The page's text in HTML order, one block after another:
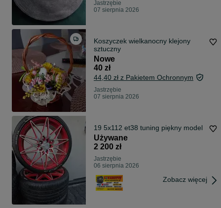
Jastrzębie
07 sierpnia 2026
Koszyczek wielkanocny klejony
sztuczny
Nowe
40 zł
44,40 zł z Pakietem Ochronnym
Jastrzębie
07 sierpnia 2026
19 5x112 et38 tuning piękny model
Używane
2 200 zł
Jastrzębie
06 sierpnia 2026
Zobacz więcej